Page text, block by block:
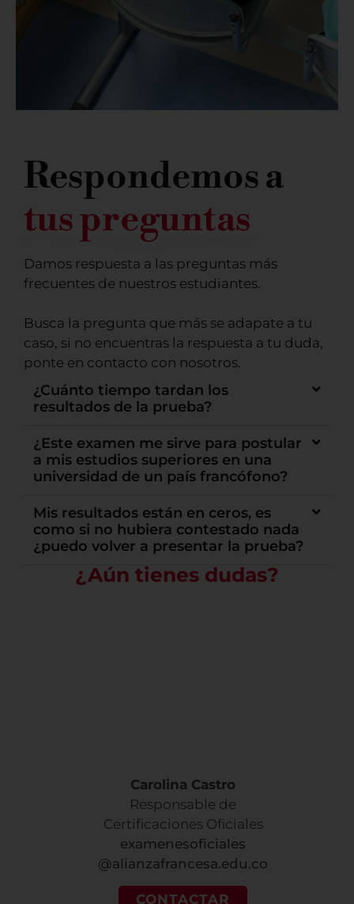
Respondemos a
tus preguntas
Damos respuesta a las preguntas más
frecuentes de nuestros estudiantes.
Busca la pregunta que más se adapate a tu
caso, si no encuentras la respuesta a tu duda,
ponte en contacto con nosotros.
¿Cuánto tiempo tardan los
resultados de la prueba?
¿Este examen me sirve para postular
a mis estudios superiores en una
universidad de un país francófono?
Mis resultados están en ceros, es
como si no hubiera contestado nada
¿puedo volver a presentar la prueba?
¿Aún tienes dudas?
Carolina Castro
Responsable de
Certificaciones Oficiales
examenesoficiales
@alianzafrancesa.edu.co
CONTACTAR